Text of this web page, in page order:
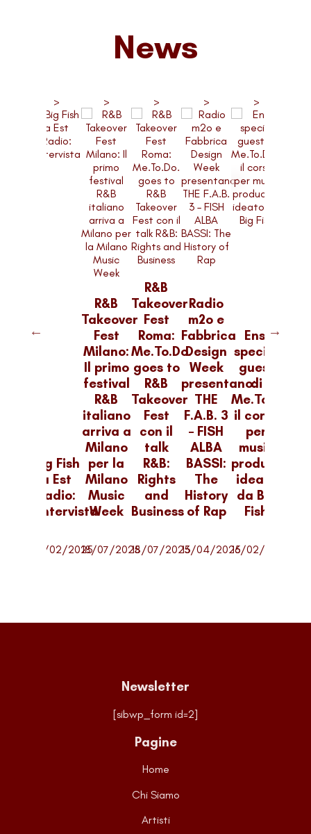
News
>
Big Fish
a Est
Radio:
l’intervista
09/02/2025
>
R&B
Takeover
Fest
Milano:
Il primo
festival
R&B
italiano
arriva a
Milano
per la
Milano
Music
Week
18/07/2025
>
R&B
Takeover
Fest
Roma:
Me.To.Do.
goes to
R&B
Takeover
Fest
con il
talk
R&B:
Rights
and
Business
18/07/2025
>
Radio
m2o e
Fabbrica
Design
Week
presentano:
THE
F.A.B. 3
– FISH
ALBA
BASSI:
The
History
of Rap
13/04/2025
>
Ensi
special
guest
di
Me.To.Do.,
il corso
per
music
producers
ideato
da Big
Fish
16/02/2025
Newsletter
[sibwp_form id=2]
Pagine
Home
Chi Siamo
Artisti